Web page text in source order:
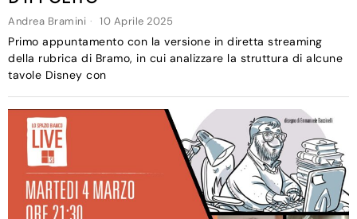
Andrea Bramini 10 Aprile 2025
Primo appuntamento con la versione in diretta streaming
della rubrica di Bramo, in cui analizzare la struttura di alcune
tavole Disney con